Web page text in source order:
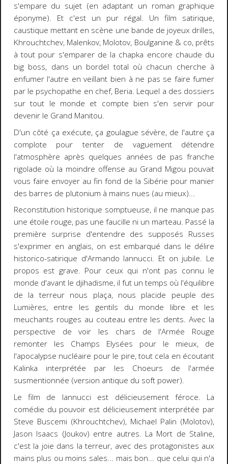
s'empare du sujet (en adaptant un roman graphique
éponyme). Et c'est un pur régal. Un film satirique,
caustique mettant en scène une bande de joyeux drilles,
Khrouchtchev, Malenkov, Molotov, Boulganine & co, prêts
à tout pour s'emparer de la chapka encore chaude du
big boss, dans un bordel total où chacun cherche à
enfumer l'autre en veillant bien à ne pas se faire fumer
par le psychopathe en chef, Beria. Lequel a des dossiers
sur tout le monde et compte bien s'en servir pour
devenir le Grand Manitou.
D'un côté ça exécute, ça goulague sévère, de l'autre ça
complote pour tenter de vaguement détendre
l'atmosphère après quelques années de pas franche
rigolade où la moindre offense au Grand Migou pouvait
vous faire envoyer au fin fond de la Sibérie pour manier
des barres de plutonium à mains nues (au mieux)...
Reconstitution historique somptueuse, il ne manque pas
une étoile rouge, pas une faucille ni un marteau. Passé la
première surprise d'entendre des supposés Russes
s'exprimer en anglais, on est embarqué dans le délire
historico-satirique d'Armando Iannucci. Et on jubile. Le
propos est grave. Pour ceux qui n'ont pas connu le
monde d'avant le djihadisme, il fut un temps où l'équilibre
de la terreur nous plaça, nous placide peuple des
Lumières, entre les gentils du monde libre et les
meuchants rouges au couteau entre les dents. Avec la
perspective de voir les chars de l'Armée Rouge
remonter les Champs Elysées pour le mieux, de
l'apocalypse nucléaire pour le pire, tout cela en écoutant
Kalinka interprétée par les Choeurs de l'armée
susmentionnée (version antique du soft power).
Le film de Iannucci est délicieusement féroce. La
comédie du pouvoir est délicieusement interprétée par
Steve Buscemi (Khrouchtchev), Michael Palin (Molotov),
Jason Isaacs (Joukov) entre autres. La Mort de Staline,
c'est la joie dans la terreur, avec des protagonistes aux
mains plus ou moins sales... mais bon... que celui qui n'a